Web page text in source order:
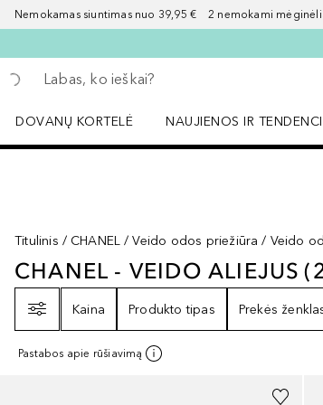
Nemokamas siuntimas nuo 39,95 € 2 nemokami
Grįžk atgal
Vykdykite paiešką
DOVANŲ KORTELĖ
NAUJIENOS IR
Titulinis CHANEL Veido odos priežiūra Veido
CHANEL - VEIDO ALIEJUS
CHANEL - VEIDO ALIEJUS (
Kaina
Produkto tipas Prekės
Pastabos apie rūšiavimą